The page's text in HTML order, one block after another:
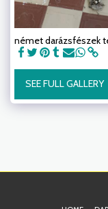
német darázsfészek
SEE FULL GALLERY